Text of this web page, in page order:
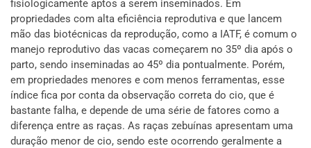
fisiologicamente aptos a serem inseminados. Em
propriedades com alta eficiência reprodutiva e que lancem
mão das biotécnicas da reprodução, como a IATF, é comum o
manejo reprodutivo das vacas começarem no 35º dia após o
parto, sendo inseminadas ao 45º dia pontualmente. Porém,
em propriedades menores e com menos ferramentas, esse
índice fica por conta da observação correta do cio, que é
bastante falha, e depende de uma série de fatores como a
diferença entre as raças. As raças zebuínas apresentam uma
duração menor de cio, sendo este ocorrendo geralmente a